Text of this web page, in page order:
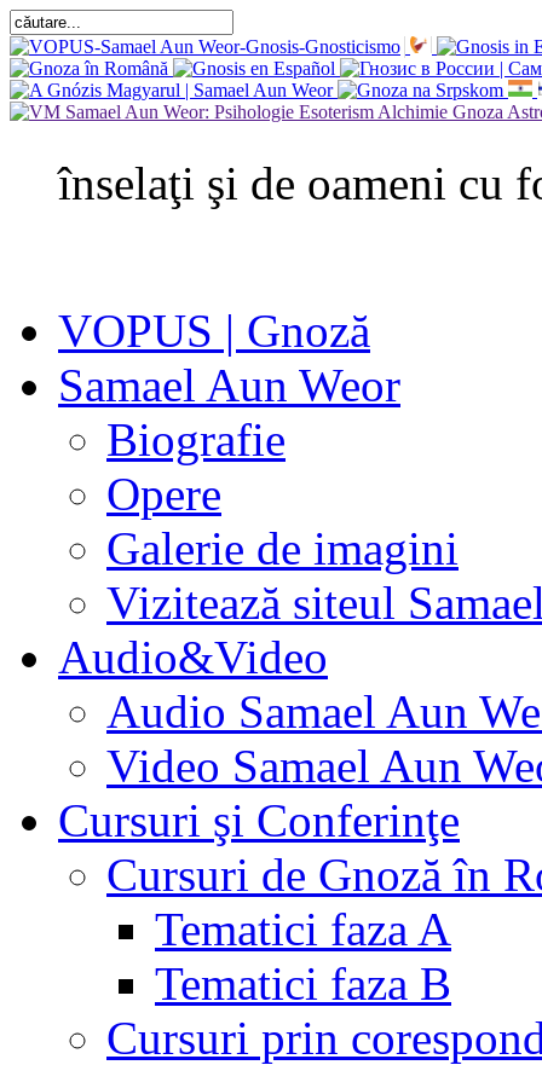
înselaţi şi de oameni cu
VOPUS | Gnoză
Samael Aun Weor
Biografie
Opere
Galerie de imagini
Vizitează siteul
Audio&Video
Audio Samael Aun
Video Samael Aun
Cursuri şi Conferinţe
Cursuri de Gnoză în
Tematici faza A
Tematici faza B
Cursuri prin